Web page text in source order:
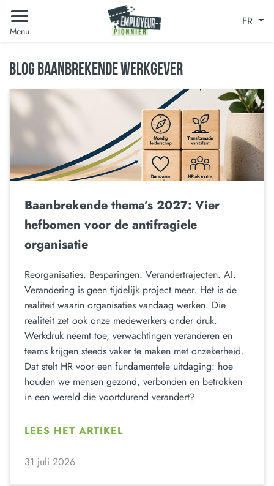
Menu
FR
BLOG BAANBREKENDE WERKGEVER
Baanbrekende thema’s 2027: Vier
hefbomen voor de antifragiele
organisatie
Reorganisaties. Besparingen. Verandertrajecten. AI.
Verandering is geen tijdelijk project meer. Het is de
realiteit waarin organisaties vandaag werken. Die
realiteit zet ook onze medewerkers onder druk.
Werkdruk neemt toe, verwachtingen veranderen en
teams krijgen steeds vaker te maken met onzekerheid.
Dat stelt HR voor een fundamentele uitdaging: hoe
houden we mensen gezond, verbonden en betrokken
in een wereld die voortdurend verandert?
LEES HET ARTIKEL
31 juli 2026